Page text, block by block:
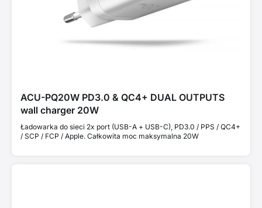
ACU-PQ20W PD3.0 & QC4+ DUAL OUTPUTS
wall charger 20W
Ładowarka do sieci 2x port (USB-A + USB-C), PD3.0 / PPS / QC4+
/ SCP / FCP / Apple. Całkowita moc maksymalna 20W